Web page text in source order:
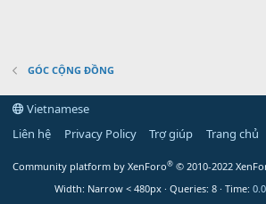
GÓC CỘNG ĐỒNG
Vietnamese
Liên hệ
Privacy Policy Trợ giúp Trang chủ
Community platform by XenForo® © 2010-2022
Width
Queries 8 Time